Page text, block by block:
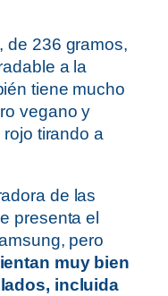
de 236 gramos,
a la
tiene mucho
vegano y
tirando a
de las
presenta el
pero
muy bien
incluida